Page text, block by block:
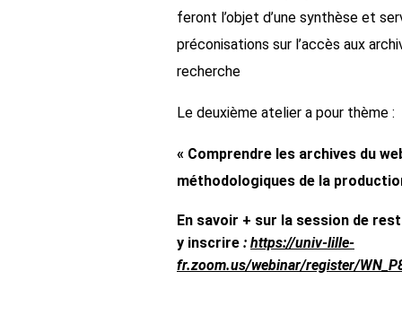
feront l’objet d’une synthèse et
préconisations sur l’accès aux
recherche
Le deuxième atelier a pour thème :
« Comprendre les archives du
méthodologiques de la
En savoir + sur la session de
y inscrire : https://univ-lille-
fr.zoom.us/webinar/register/